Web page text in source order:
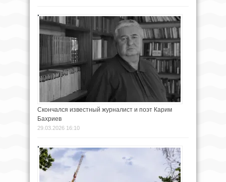
Скончался известный журналист и поэт Карим
Бахриев
29.03.2026 16:10